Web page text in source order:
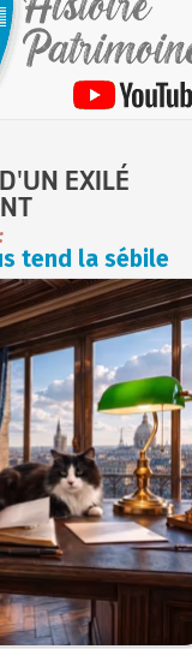
EXILÉ
tend la sébile